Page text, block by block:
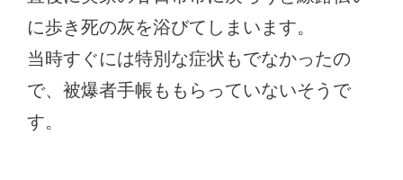
に歩き死の灰を浴びてしまいます。
当時すぐには特別な症状もでなかったの
で、被爆者手帳ももらっていないそうで
す。